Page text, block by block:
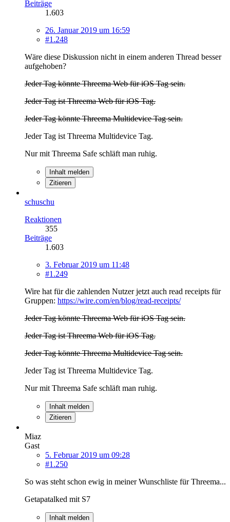
Beiträge
1.603
26. Januar 2019 um 16:59
#1.248
Wäre diese Diskussion nicht in einem anderen Thread besser
aufgehoben?
Jeder Tag könnte Threema Web für iOS Tag sein.
Jeder Tag ist Threema Web für iOS Tag.
Jeder Tag könnte Threema Multidevice Tag sein.
Jeder Tag ist Threema Multidevice Tag.
Nur mit Threema Safe schläft man ruhig.
Inhalt melden
Zitieren
schuschu
Reaktionen
355
Beiträge
1.603
3. Februar 2019 um 11:48
#1.249
Wire hat für die zahlenden Nutzer jetzt auch read receipts für
Gruppen: https://wire.com/en/blog/read-receipts/
Jeder Tag könnte Threema Web für iOS Tag sein.
Jeder Tag ist Threema Web für iOS Tag.
Jeder Tag könnte Threema Multidevice Tag sein.
Jeder Tag ist Threema Multidevice Tag.
Nur mit Threema Safe schläft man ruhig.
Inhalt melden
Zitieren
Miaz
Gast
5. Februar 2019 um 09:28
#1.250
So was steht schon ewig in meiner Wunschliste für Threema...
Getapatalked mit S7
Inhalt melden